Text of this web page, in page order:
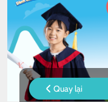
Quay lại